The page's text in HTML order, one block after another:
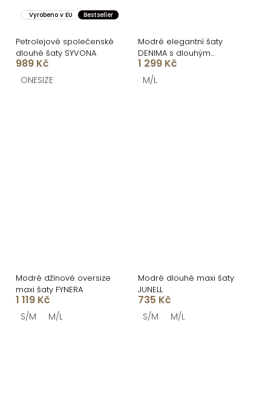
Vyrobeno v EU Bestseller
Petrolejové společenské
dlouhé šaty SYVONA
989 Kč
ONESIZE
Modré elegantní šaty
DENIMA s dlouhým
rukávem
1 299 Kč
M/L
Modré džínové oversize
maxi šaty FYNERA
1 119 Kč
S/M M/L
Modré dlouhé maxi šaty
JUNELL
735 Kč
S/M M/L